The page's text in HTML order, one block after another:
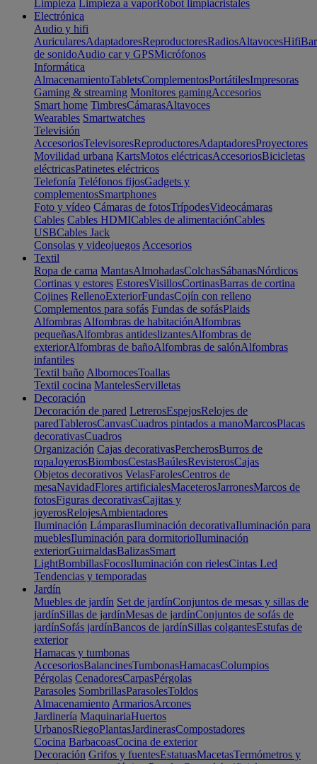
Limpieza Limpieza a vaporRobot limpiacristales
Electrónica
Audio y hifi
AuricularesAdaptadoresReproductoresRadiosAltavocesHifi
de sonidoAudio car y GPSMicrófonos
Informática
AlmacenamientoTabletsComplementosPortátilesImpresoras
Gaming & streaming Monitores gamingAccesorios
Smart home TimbresCámarasAltavoces
Wearables Smartwatches
Televisión
AccesoriosTelevisoresReproductoresAdaptadoresProyectores
Movilidad urbana KartsMotos eléctricasAccesoriosBicicletas
eléctricasPatinetes eléctricos
Telefonía Teléfonos fijosGadgets y
complementosSmartphones
Foto y vídeo Cámaras de fotosTrípodesVideocámaras
Cables Cables HDMICables de alimentaciónCables
USBCables Jack
Consolas y videojuegos Accesorios
Textil
Ropa de cama MantasAlmohadasColchasSábanasNórdicos
Cortinas y estores EstoresVisillosCortinasBarras de cortina
Cojines RellenoExteriorFundasCojín con relleno
Complementos para sofás Fundas de sofásPlaids
Alfombras Alfombras de habitaciónAlfombras
pequeñasAlfombras antideslizantesAlfombras de
exteriorAlfombras de bañoAlfombras de salónAlfombras
infantiles
Textil baño AlbornocesToallas
Textil cocina MantelesServilletas
Decoración
Decoración de pared LetrerosEspejosRelojes de
paredTablerosCanvasCuadros pintados a manoMarcosPlacas
decorativasCuadros
Organización Cajas decorativasPercherosBurros de
ropaJoyerosBiombosCestasBaúlesRevisterosCajas
Objetos decorativos VelasFarolesCentros de
mesaNavidadFlores artificialesMaceterosJarronesMarcos de
fotosFiguras decorativasCajitas y
joyerosRelojesAmbientadores
Iluminación LámparasIluminación decorativaIluminación para
mueblesIluminación para dormitorioIluminación
exteriorGuirnaldasBalizasSmart
LightBombillasFocosIluminación con rielesCintas Led
Tendencias y temporadas
Jardín
Muebles de jardín Set de jardínConjuntos de mesas y sillas de
jardínSillas de jardínMesas de jardínConjuntos de sofás de
jardínSofás jardínBancos de jardínSillas colgantesEstufas de
exterior
Hamacas y tumbonas
AccesoriosBalancinesTumbonasHamacasColumpios
Pérgolas CenadoresCarpasPérgolas
Parasoles SombrillasParasolesToldos
Almacenamiento ArmariosArcones
Jardinería MaquinariaHuertos
UrbanosRiegoPlantasJardinerasCompostadores
Cocina BarbacoasCocina de exterior
Decoración Grifos y fuentesEstatuasMacetasTermómetros y